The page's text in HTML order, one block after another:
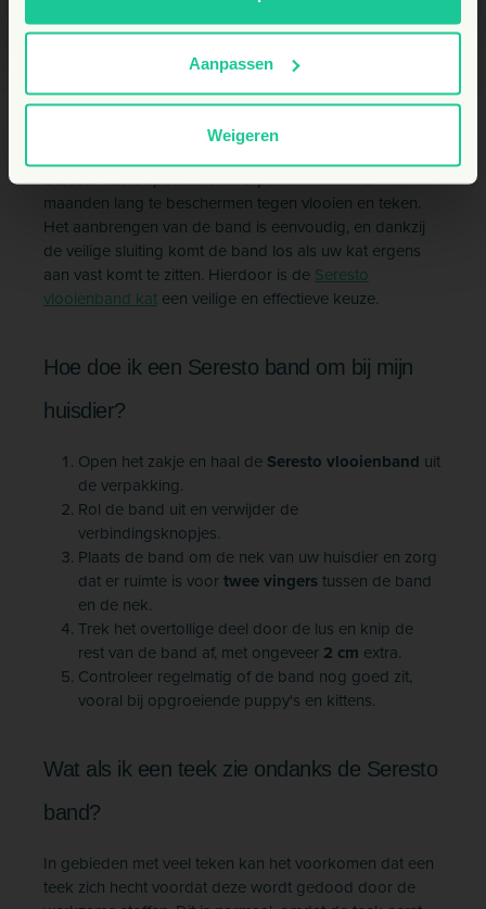
Aanpassen
Weigeren
stressvrije bescherming
Seresto katis speciaal ontworpen om katten 8
maanden lang te beschermen tegen vlooien en teken.
Het aanbrengen van de band is eenvoudig, en dankzij
de veilige sluiting komt de band los als uw kat ergens
aan vast komt te zitten. Hierdoor is de Seresto
vlooienband kat een veilige en effectieve keuze.
Hoe doe ik een Seresto band om bij mijn
huisdier?
Open het zakje en haal de Seresto vlooienband uit
de verpakking.
Rol de band uit en verwijder de
verbindingsknopjes.
Plaats de band om de nek van uw huisdier en zorg
dat er ruimte is voortwee vingerstussen de band
en de nek.
Trek het overtollige deel door de lus en knip de
rest van de band af, met ongeveer 2 cm extra.
Controleer regelmatig of de band nog goed zit,
vooral bij opgroeiende puppy's en kittens.
Wat als ik een teek zie ondanks de Seresto
band?
In gebieden met veel teken kan het voorkomen dat een
teek zich hecht voordat deze wordt gedood door de